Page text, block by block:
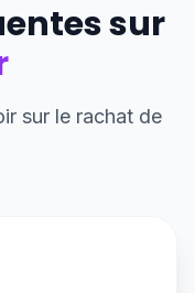
sur
sur le rachat de